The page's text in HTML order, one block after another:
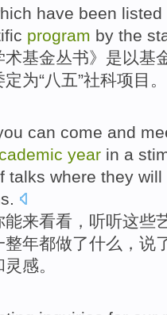
have been listed
program by the
术基金丛书》是以基
定为“八五”社科项目 。
can come and
year in a
talks where they will
.
能来看看 ， 听听这些
整年都做了什么， 说
灵感。